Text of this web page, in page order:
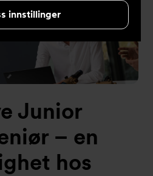
innstillinger
Junior
– en
hos